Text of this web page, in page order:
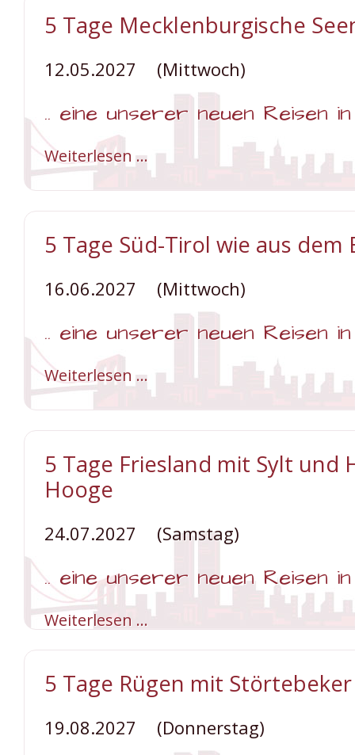
von
5 Tage Mecklenburgische
12.05.2027 (Mittwoch)
.. eine unserer neuen Reisen
Weiterlesen … Tage
Mecklenburgische
Seenplatte
5 Tage Süd-Tirol wie aus dem
16.06.2027 (Mittwoch)
.. eine unserer neuen Reisen
Weiterlesen … Tage
Süd-
Tirol
dem
Bilderbuch
5 Tage Friesland mit Sylt und
Hooge
24.07.2027 (Samstag)
.. eine unserer neuen Reisen
Weiterlesen … 5
Tage
und
Hallig
5 Tage Rügen mit
19.08.2027 (Donnerstag)